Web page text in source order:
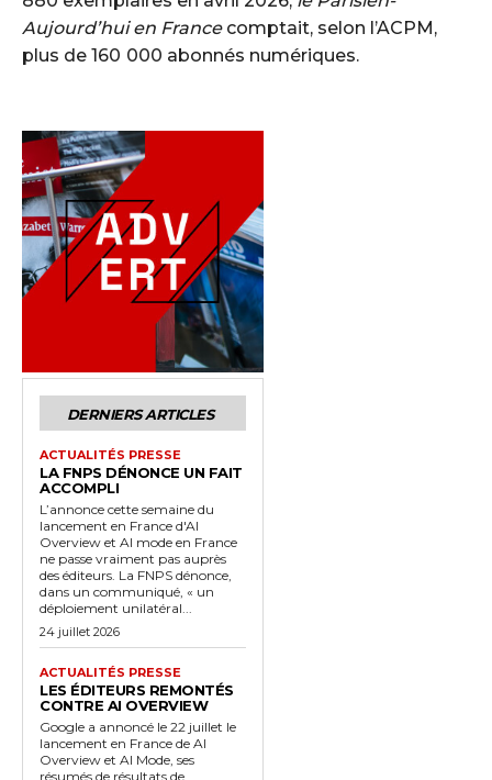
Aujourd’hui en France comptait, selon l’ACPM,
plus de 160 000 abonnés numériques.
DERNIERS ARTICLES
ACTUALITÉS PRESSE
LA FNPS DÉNONCE UN FAIT
ACCOMPLI
L’annonce cette semaine du
lancement en France d'AI
Overview et AI mode en France
ne passe vraiment pas auprès
des éditeurs. La FNPS dénonce,
dans un communiqué, « un
déploiement unilatéral...
24 juillet 2026
ACTUALITÉS PRESSE
LES ÉDITEURS REMONTÉS
CONTRE AI OVERVIEW
Google a annoncé le 22 juillet le
lancement en France de AI
Overview et AI Mode, ses
résumés de résultats de